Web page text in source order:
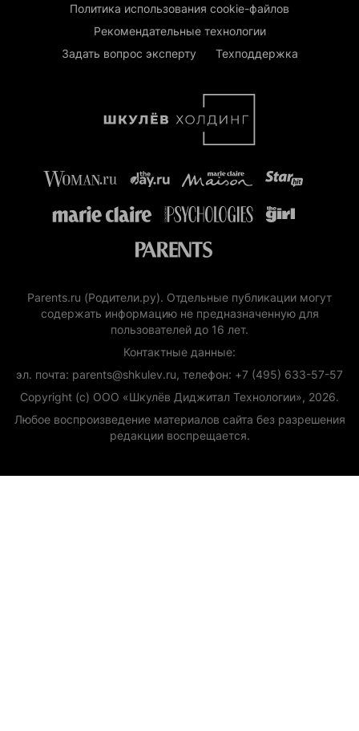
Политика использования cookie-файлов
Рекомендательные технологии
Задать вопрос эксперту
Техподдержка
Parents.ru (Родители.ру). Отдельные публикации могут
содержать информацию не предназначенную для
пользователей до 16 лет.
Контактные данные:
эл. почта: parents@shkulev.ru, телефон: +7 (495) 633-57-57
Copyright (с) ООО «Шкулёв Диджитал Технологии», 2026.
Любое воспроизведение материалов сайта без разрешения
редакции воспрещается.